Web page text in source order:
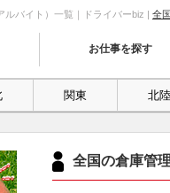
バイト）一覧｜ドライバーbiz | 全
お仕事を探す
関東 北
全国の倉庫管